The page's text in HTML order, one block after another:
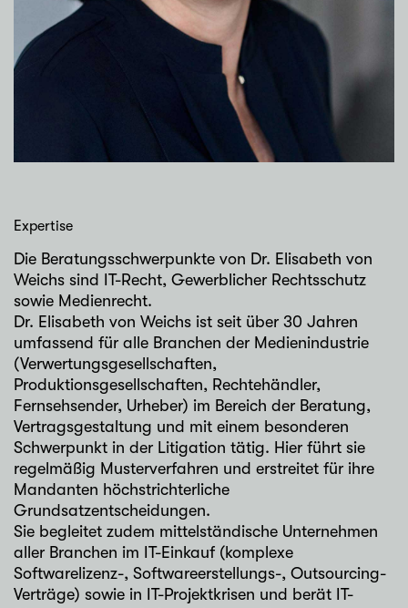
Expertise
Die Beratungsschwerpunkte von Dr. Elisabeth von
Weichs sind IT-Recht, Gewerblicher Rechtsschutz
sowie Medienrecht.
Dr. Elisabeth von Weichs ist seit über 30 Jahren
umfassend für alle Branchen der Medienindustrie
(Verwertungsgesellschaften,
Produktionsgesellschaften, Rechtehändler,
Fernsehsender, Urheber) im Bereich der Beratung,
Vertragsgestaltung und mit einem besonderen
Schwerpunkt in der Litigation tätig. Hier führt sie
regelmäßig Musterverfahren und erstreitet für ihre
Mandanten höchstrichterliche
Grundsatzentscheidungen.
Sie begleitet zudem mittelständische Unternehmen
aller Branchen im IT-Einkauf (komplexe
Softwarelizenz-, Softwareerstellungs-, Outsourcing-
Verträge) sowie in IT-Projektkrisen und berät IT-